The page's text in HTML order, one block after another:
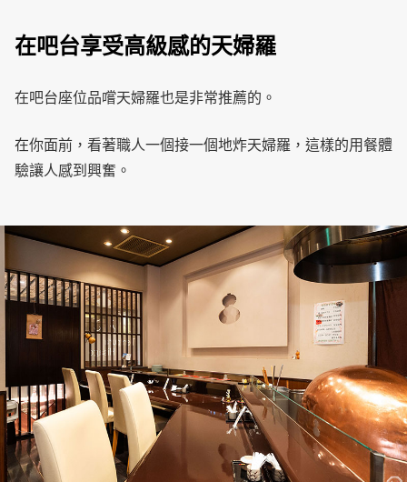
在吧台享受高級感的天婦羅
在吧台座位品嚐天婦羅也是非常推薦的。
在你面前，看著職人一個接一個地炸天婦羅，這樣的用餐體
驗讓人感到興奮。